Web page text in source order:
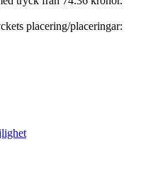
placering/placeringar: